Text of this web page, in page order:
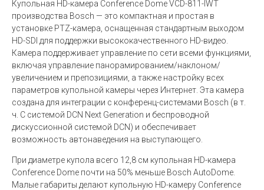
Купольная HD-камера Conference Dome VCD-811-IWT
производства Bosch — это компактная и простая в
установке PTZ-камера, оснащенная стандартным выходом
HD-SDI для поддержки высококачественного HD-видео.
Камера поддерживает управление по сети всеми функциями,
включая управление панорамированием/наклоном/
увеличением и препозициями, а также настройку всех
параметров купольной камеры через Интернет. Эта камера
создана для интеграции с конференц-системами Bosch (в т.
ч. С системой DCN Next Generation и беспроводной
дискуссионной системой DCN) и обеспечивает
возможность автонаведения на выступающего.
При диаметре купола всего 12,8 см купольная HD-камера
Conference Dome почти на 50% меньше Bosch AutoDome.
Малые габариты делают купольную HD-камеру Conference